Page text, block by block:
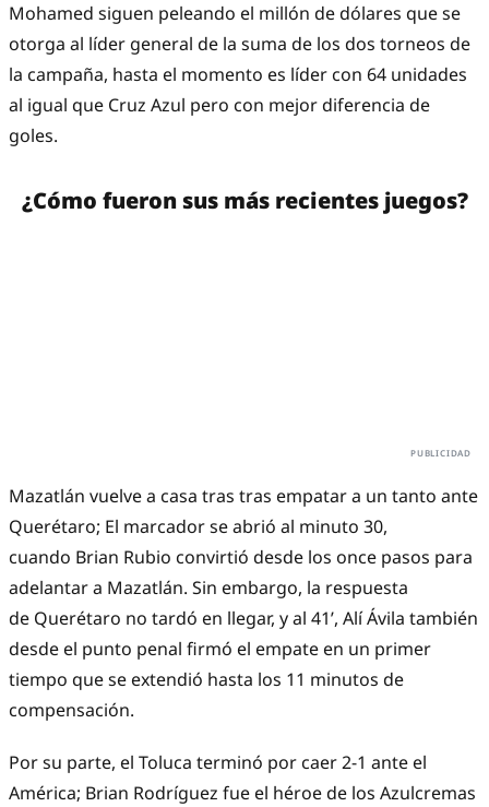
Mohamed siguen peleando el millón de dólares que se
otorga al líder general de la suma de los dos torneos de
la campaña, hasta el momento es líder con 64 unidades
al igual que Cruz Azul pero con mejor diferencia de
goles.
¿Cómo fueron sus más recientes juegos?
Mazatlán vuelve a casa tras tras empatar a un tanto ante
Querétaro; El marcador se abrió al minuto 30,
cuando Brian Rubio convirtió desde los once pasos para
adelantar a Mazatlán. Sin embargo, la respuesta
de Querétaro no tardó en llegar, y al 41’, Alí Ávila también
desde el punto penal firmó el empate en un primer
tiempo que se extendió hasta los 11 minutos de
compensación.
Por su parte, el Toluca terminó por caer 2-1 ante el
América; Brian Rodríguez fue el héroe de los Azulcremas